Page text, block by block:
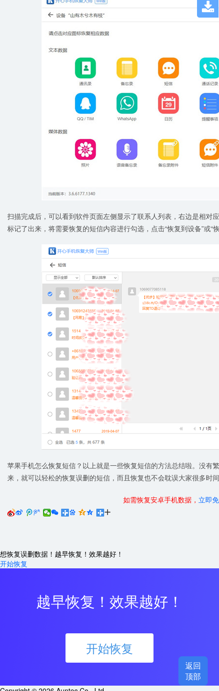
扫描完成后，可以看到软件页面左侧显示了联系人列表，右边是相对
标记了出来，将需要恢复的短信内容进行勾选，点击“恢复到设备”或“
苹果手机怎么恢复短信？以上就是一些恢复短信的方法总结啦。没有
来，就可以轻松的恢复误删的短信，而且恢复也不会耽误大家很多时
如需恢复安卓手机数据， 立即
     
想恢复误删数据！越早恢复！效果越好！
开始恢复
越早恢复！效果越好！
开始恢复

返回
顶部
